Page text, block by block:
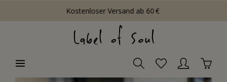
Kostenloser Versand ab 60 €